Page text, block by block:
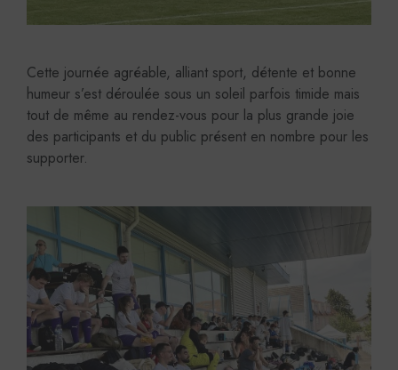
Cette journée agréable, alliant sport, détente et bonne
humeur s’est déroulée sous un soleil parfois timide mais
tout de même au rendez-vous pour la plus grande joie
des participants et du public présent en nombre pour les
supporter.